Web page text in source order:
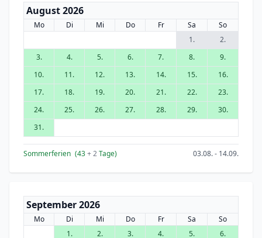
August 2026
Mo Di Mi Do Fr Sa
So
1.
2.
3.
4. 5. 6. 7. 8.
9.
10.
11. 12. 13. 14. 15.
16.
17.
18. 19. 20. 21. 22.
23.
24.
25. 26. 27. 28. 29.
30.
31.
Sommerferien (43+ 2Tage) 03.08. - 14.09.
September 2026
Mo Di Mi Do Fr Sa
So
1.
2. 3. 4. 5.
6.